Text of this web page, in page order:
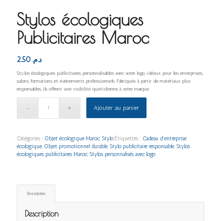
Stylos écologiques
Publicitaires Maroc
د.م. 2.50
Stylos écologiques publicitaires personnalisables avec votre logo, idéaux pour les entreprises,
salons, formations et événements professionnels. Fabriqués à partir de matériaux plus
responsables, ils offrent une visibilité quotidienne à votre marque.
Ajouter au panier
Catégories : Objet écologique Maroc, Stylo Étiquettes : Cadeau d’entreprise
écologique, Objet promotionnel durable, Stylo publicitaire responsable, Stylos
écologiques publicitaires Maroc, Stylos personnalisés avec logo
Description
Description